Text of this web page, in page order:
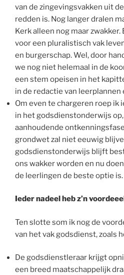
van de zingevingsvakken uit
redden is. Nog langer dralen
Kerk alleen nog maar zwakker.
voor een pluralistisch vak
en burgerschap. Wel, door
we nog niet helemaal in de
een stem opeisen in het
in de redactie van
Om even te chargeren roep ik
in het godsdienstonderwijs op,
aanhoudende
grondwet zal niet eeuwig
godsdienstonderwijs blijft
ons wakker worden en nu
de leerlingen de beste optie is.
Ieder nadeel heb z’n voordeeel
Ten slotte som ik nog de
van het vak godsdienst, zoals
De godsdienstleraar krijgt
een breed maatschappelijk